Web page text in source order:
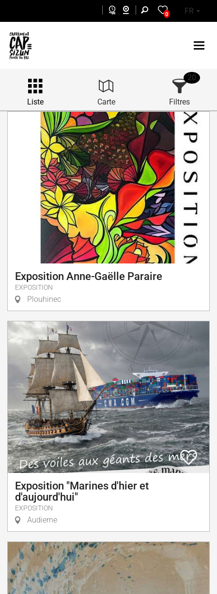
0 FR
Liste Carte Filtres
20
Exposition Anne-Gaëlle Paraire
EXPOSITION
Plouhinec
Exposition "Marines d'hier et
d'aujourd'hui"
EXPOSITION
Audierne